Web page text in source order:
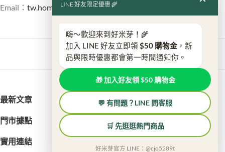
Email： tw.homiya@gmail.com
最新文章
門市據點
實用連結
LINE 好友限定優惠 🌾
嗨～歡迎來到好米芽！🌾
加入 LINE 好友立即領 $50 購物金 ，新
品與限時優惠都會第一時間通知你。
🎁 加入好友領 $50 購物金
💬 有問題？LINE 問客服
🛒 先逛逛熱門商品
好米芽官方 LINE：@cjo5289t